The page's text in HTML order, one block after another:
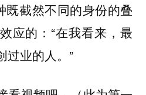
既截然不同的身份的叠
应的：“在我看来，最
过业的人。”